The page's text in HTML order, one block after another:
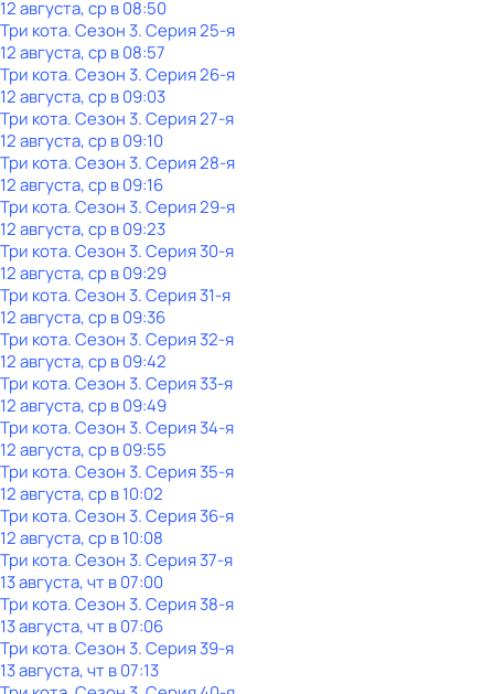
12 августа, ср в 08:50
Три кота. Сезон 3. Серия 25-я
12 августа, ср в 08:57
Три кота. Сезон 3. Серия 26-я
12 августа, ср в 09:03
Три кота. Сезон 3. Серия 27-я
12 августа, ср в 09:10
Три кота. Сезон 3. Серия 28-я
12 августа, ср в 09:16
Три кота. Сезон 3. Серия 29-я
12 августа, ср в 09:23
Три кота. Сезон 3. Серия 30-я
12 августа, ср в 09:29
Три кота. Сезон 3. Серия 31-я
12 августа, ср в 09:36
Три кота. Сезон 3. Серия 32-я
12 августа, ср в 09:42
Три кота. Сезон 3. Серия 33-я
12 августа, ср в 09:49
Три кота. Сезон 3. Серия 34-я
12 августа, ср в 09:55
Три кота. Сезон 3. Серия 35-я
12 августа, ср в 10:02
Три кота. Сезон 3. Серия 36-я
12 августа, ср в 10:08
Три кота. Сезон 3. Серия 37-я
13 августа, чт в 07:00
Три кота. Сезон 3. Серия 38-я
13 августа, чт в 07:06
Три кота. Сезон 3. Серия 39-я
13 августа, чт в 07:13